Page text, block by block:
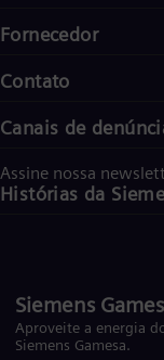
Fornecedor
Contato
Canais de
Assine nossa
Histórias da
Siemens
Aproveite a energia
Siemens Gamesa.